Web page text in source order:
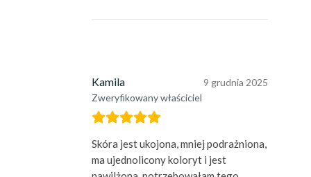
Kamila
Zweryfikowany właściciel
9 grudnia 2025
Skóra jest ukojona, mniej podrażniona,
ma ujednolicony koloryt i jest